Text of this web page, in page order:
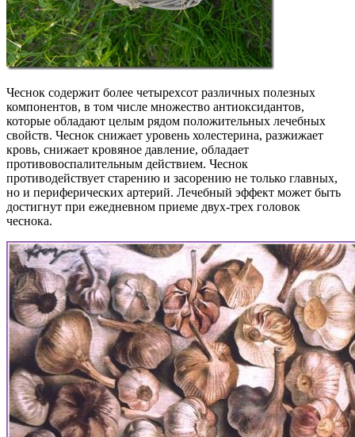
Чеснок содержит более четырехсот различных полезных
компонентов, в том числе множество антиоксидантов,
которые обладают целым рядом положительных лечебных
свойств. Чеснок снижает уровень холестерина, разжижает
кровь, снижает кровяное давление, обладает
противовоспалительным действием. Чеснок
противодействует старению и засорению не только главных,
но и периферических артерий. Лечебный эффект может быть
достигнут при ежедневном приеме двух-трех головок
чеснока.